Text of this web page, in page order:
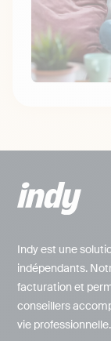
Indy est une
indépendants.
facturation et
conseillers
vie professionnelle.